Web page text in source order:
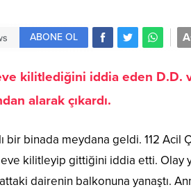
A
ABONE OL
kilitlediğini iddia eden D.D.
alarak çıkardı.
binada meydana geldi. 112 Acil
kilitleyip gittiğini iddia etti. Olay
dairenin balkonuna yanaştı.